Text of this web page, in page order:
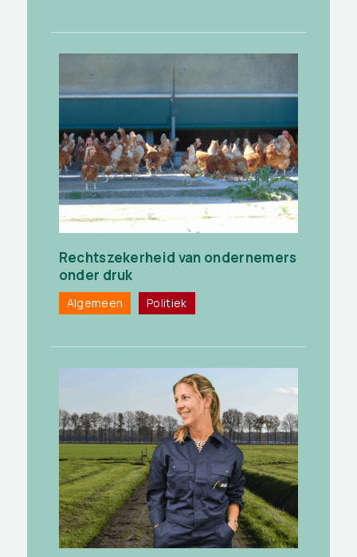
Rechtszekerheid van ondernemers
onder druk
Algemeen Politiek